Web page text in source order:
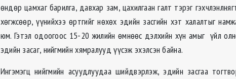
өндөр цамхаг барилга, давхар зам, цахилгаан галт тэрэг
хөгжсөөр, үүнийхээ өртгийг нөхөх эдийн засгийн хэт халалтыг
юм. Гэтэл одоогоос 15-20 жилийн өмнөөс дэлхийн хүн амыг үйл
эдийн засаг, нийгмийн хямралууд үүсэж эхэлсэн байна.
Ингэмэгц нийгмийн асуудлуудаа шийдвэрлэж, эдийн засгаа